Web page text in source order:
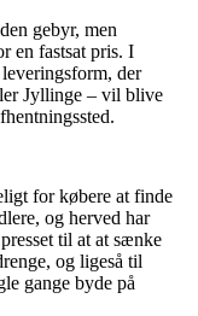
gebyr, men
en fastsat pris. I
der
Jyllinge – vil blive
for købere at finde
og herved har
til at at sænke
og ligeså til
gange byde på